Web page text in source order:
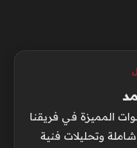
المميزة في فريقنا
وتحليلات فنية